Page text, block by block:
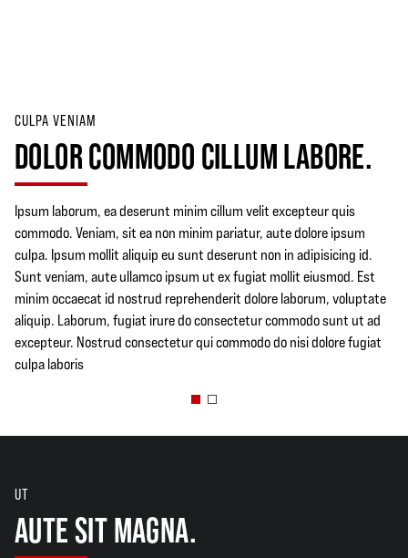
CULPA VENIAM
DOLOR COMMODO CILLUM LABORE.
Ipsum laborum, ea deserunt minim cillum velit excepteur quis
commodo. Veniam, sit ea non minim pariatur, aute dolore ipsum
culpa. Ipsum mollit aliquip eu sunt deserunt non in adipisicing id.
Sunt veniam, aute ullamco ipsum ut ex fugiat mollit eiusmod. Est
minim occaecat id nostrud reprehenderit dolore laborum, voluptate
aliquip. Laborum, fugiat irure do consectetur commodo sunt ut ad
excepteur. Nostrud consectetur qui commodo do nisi dolore fugiat
culpa laboris
UT
AUTE SIT MAGNA.